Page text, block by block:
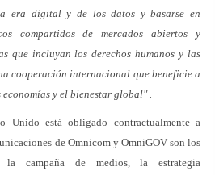
era digital y de los datos y basarse en
compartidos de mercados abiertos y
que incluyan los derechos humanos y las
cooperación internacional que beneficie a
y el bienestar global" .
Unido está obligado contractualmente a
de Omnicom y OmniGOV son los
la campaña de medios, la estrategia